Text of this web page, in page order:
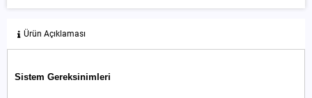
Ürün Açıklaması
Sistem Gereksinimleri